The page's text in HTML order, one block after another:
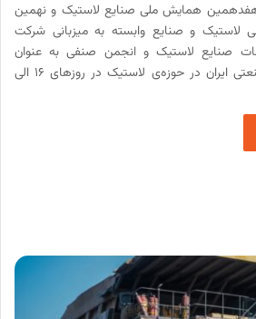
هفدهمین همایش ملی صنایع لاستیک و نهمین
لاستیک و صنایع وابسته به میزبانی شرکت
صنایع لاستیک و انجمن صنفی به عنوان
بزرگترین رخداد صنعتی ایران در حوزه‌ی لاستیک در روزهای 16 الی